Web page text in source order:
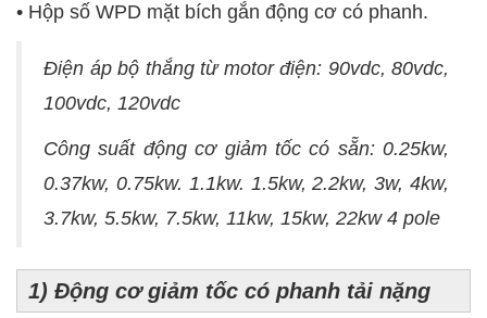
• Hộp số WPD mặt bích gắn động cơ có phanh.
Điện áp bộ thắng từ motor điện: 90vdc, 80vdc,
100vdc, 120vdc
Công suất động cơ giảm tốc có sẵn: 0.25kw,
0.37kw, 0.75kw. 1.1kw. 1.5kw, 2.2kw, 3w, 4kw,
3.7kw, 5.5kw, 7.5kw, 11kw, 15kw, 22kw 4 pole
1) Động cơ giảm tốc có phanh tải nặng